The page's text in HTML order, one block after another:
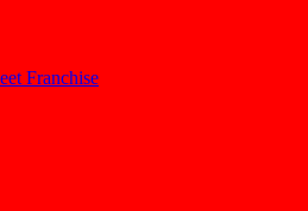
Franchise